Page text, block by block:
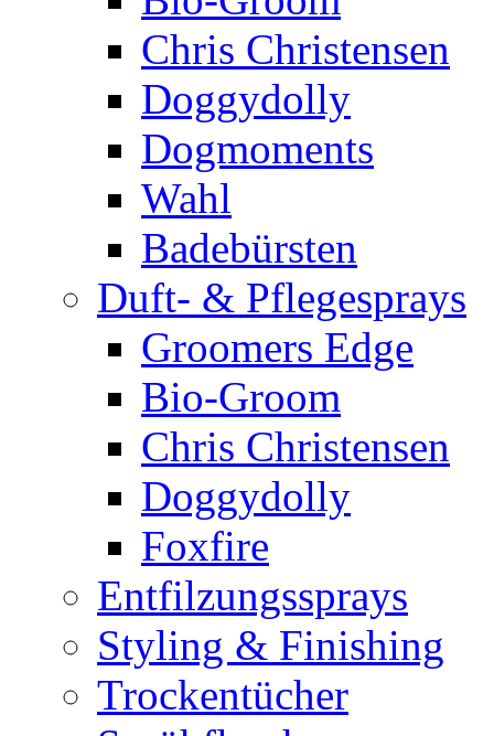
Chris Christensen
Doggydolly
Dogmoments
Wahl
Badebürsten
Duft- & Pflegesprays
Groomers Edge
Bio-Groom
Chris Christensen
Doggydolly
Foxfire
Entfilzungssprays
Styling & Finishing
Trockentücher